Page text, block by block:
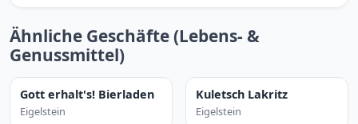
Ähnliche Geschäfte (Lebens- &
Genussmittel)
Gott erhalt's! Bierladen
Eigelstein
Kuletsch Lakritz
Eigelstein